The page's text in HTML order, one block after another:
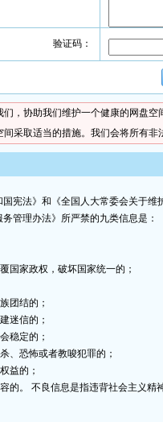
验证码：
，协助我们维护一个健康的网盘
采取适当的措施。我们会将所有
宪法》和《全国人大常委会关于
管理办法》所严禁的九类信息是：
国家政权，破坏国家统一的；
团结的；
迷信的；
稳定的；
、恐怖或者教唆犯罪的；
益的；
的。 不良信息是指违背社会主义